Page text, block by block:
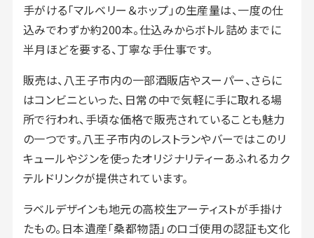
手がける「マルベリー＆ホップ」の生産量は、一度の仕
込みでわずか約200本。仕込みからボトル詰めまでに
半月ほどを要する、丁寧な手仕事です。
販売は、八王子市内の一部酒販店やスーパー、さらに
はコンビニといった、日常の中で気軽に手に取れる場
所で行われ、手頃な価格で販売されていることも魅力
の一つです。八王子市内のレストランやバーではこのリ
キュールやジンを使ったオリジナリティーあふれるカク
テルドリンクが提供されています。
ラベルデザインも地元の高校生アーティストが手掛け
たもの。日本遺産「桑都物語」のロゴ使用の認証も文化